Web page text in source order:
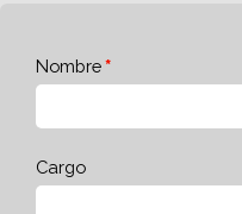
Nombre
Cargo